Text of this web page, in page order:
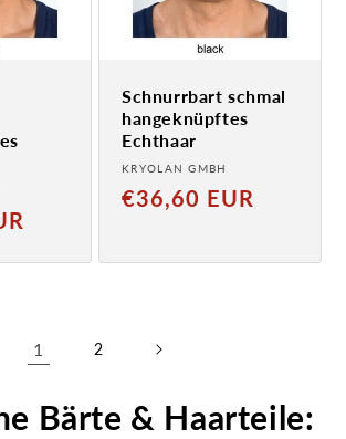
Schnurrbart schmal
hangeknüpftes
Echthaar
Anbieter:
KRYOLAN GMBH
Normaler
€36,60 EUR
1 2
Bärte & Haarteile: